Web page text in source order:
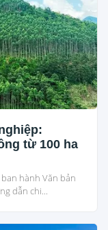
từ 100 ha
hành Văn bản
dẫn chi...